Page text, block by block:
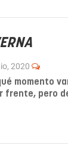
2020
momento
frente, pero